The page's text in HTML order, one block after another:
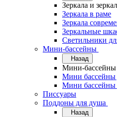
Зеркала и
Зеркала в раме
Зеркала
Зеркальные
Светильники
Мини-бассейны
Назад
Мини-бассейны
Мини
Мини бассейны
Писсуары
Поддоны для душа
Назад